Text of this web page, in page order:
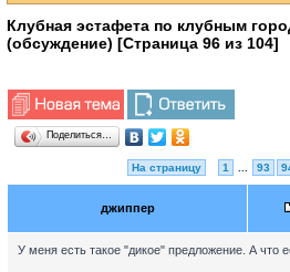
Клубная эстафета по клубным
(обсуждение) [Страница 96 из 104]
Поделиться…
На страницу 1 93
джиппер
У меня есть такое "дикое" предложение. А что